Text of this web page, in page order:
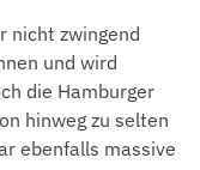
nicht zwingend
und wird
die Hamburger
hinweg zu selten
ebenfalls massive